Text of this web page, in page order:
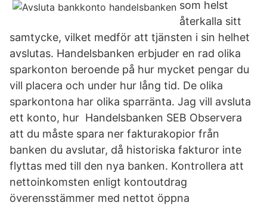
som helst
återkalla sitt
samtycke, vilket medför att tjänsten i sin helhet
avslutas. Handelsbanken erbjuder en rad olika
sparkonton beroende på hur mycket pengar du
vill placera och under hur lång tid. De olika
sparkontona har olika sparränta. Jag vill avsluta
ett konto, hur Handelsbanken SEB Observera
att du måste spara ner fakturakopior från
banken du avslutar, då historiska fakturor inte
flyttas med till den nya banken. Kontrollera att
nettoinkomsten enligt kontoutdrag
överensstämmer med nettot öppna